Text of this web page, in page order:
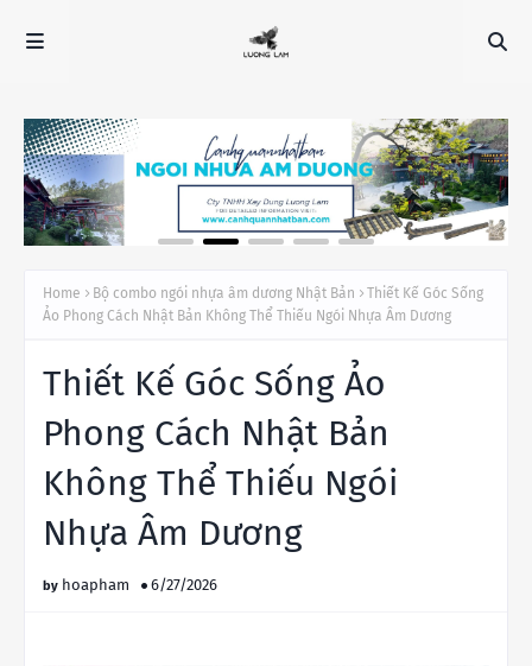
Home Bộ combo ngói nhựa âm dương Nhật Bản
Thiết Kế Góc Sống
Ảo Phong Cách Nhật Bản Không Thể Thiếu Ngói Nhựa Âm Dương
Thiết Kế Góc Sống Ảo
Phong Cách Nhật Bản
Không Thể Thiếu Ngói
Nhựa Âm Dương
hoapham 6/27/2026